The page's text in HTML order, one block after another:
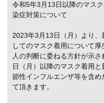
令和5年3月13日以降のマス
染症対策について
2023年3月13日（月）より
してのマスク着用について
人の判断に委ねる方針が示
日（月）以降のマスク着用
節性インフルエンザ等を含
て頂きます。